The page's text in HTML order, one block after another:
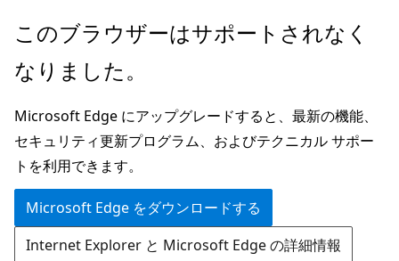
メ
ン
ン
テ
ン
ツ
に
ス
ペ
ジ
ナ
ビ
ゲ
ー
シ
ョ
このブラウザーはサポートされなく
なりました。
Microsoft Edge にアップグレードすると、最新の機能、
セキュリティ更新プログラム、およびテクニカル サポー
トを利用できます。
Microsoft Edge をダウンロードする
Internet Explorer と Microsoft Edge の詳細情報